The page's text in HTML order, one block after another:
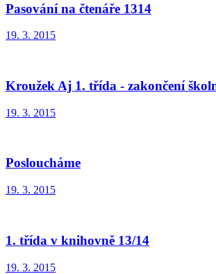
Pasování na čtenáře 1314
19. 3. 2015
Kroužek Aj 1. třída - zakončení
19. 3. 2015
Posloucháme
19. 3. 2015
1. třída v knihovně 13/14
19. 3. 2015